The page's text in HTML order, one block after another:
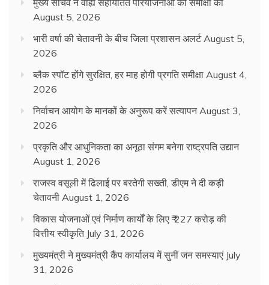
मुख्य सचिव ने वाह्य सहायतित परियोजनाओं की समीक्षा की
August 5, 2026
भारी वर्षा की चेतावनी के बीच जिला प्रशासन अलर्ट August 5,
2026
ब्लैक स्पॉट होंगे सुरक्षित, हर माह होगी प्रगति समीक्षा August 4,
2026
निर्वाचन आयोग के मानकों के अनुरूप करें सत्यापन August 3,
2026
प्रकृति और आधुनिकता का अनूठा संगम बनेगा राष्ट्रपति उद्यान
August 1, 2026
राजस्व वसूली में ढिलाई पर बरतेगी सख्ती, डीएम ने दी कड़ी
चेतावनी August 1, 2026
विकास योजनाओं एवं निर्माण कार्यों के लिए ₹ 227 करोड़ की
वित्तीय स्वीकृति July 31, 2026
मुख्यमंत्री ने मुख्यमंत्री कैंप कार्यालय में सुनीं जन समस्याएं July
31, 2026